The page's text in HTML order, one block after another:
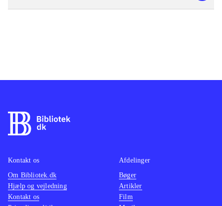
Kontakt os
Om Bibliotek.dk
Hjælp og vejledning
Kontakt os
Afdelinger
Bøger
Artikler
Film